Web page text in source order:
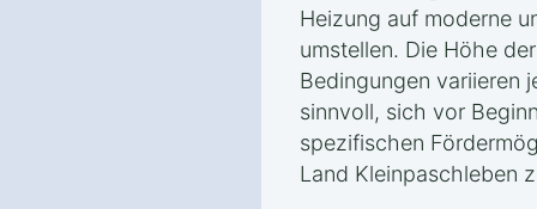
Heizung auf moderne
umstellen. Die Höhe
Bedingungen variieren
sinnvoll, sich vor
spezifischen
Land Kleinpaschleben